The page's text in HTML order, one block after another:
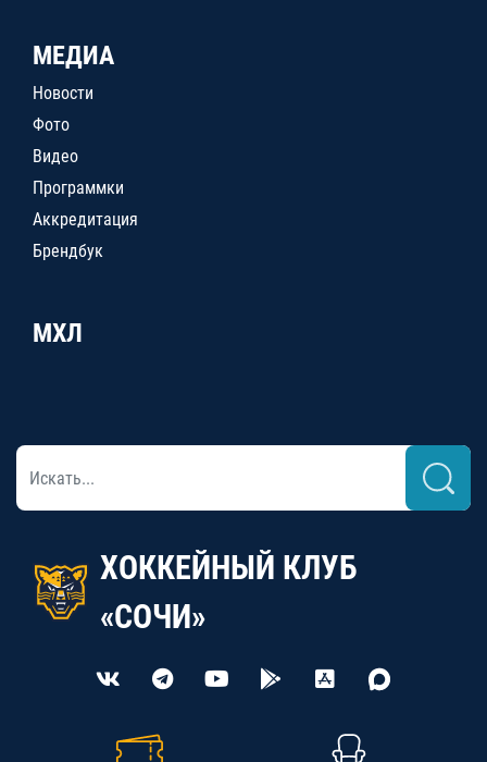
МЕДИА
Новости
Фото
Видео
Программки
Аккредитация
Брендбук
МХЛ
ХОККЕЙНЫЙ КЛУБ
«СОЧИ»